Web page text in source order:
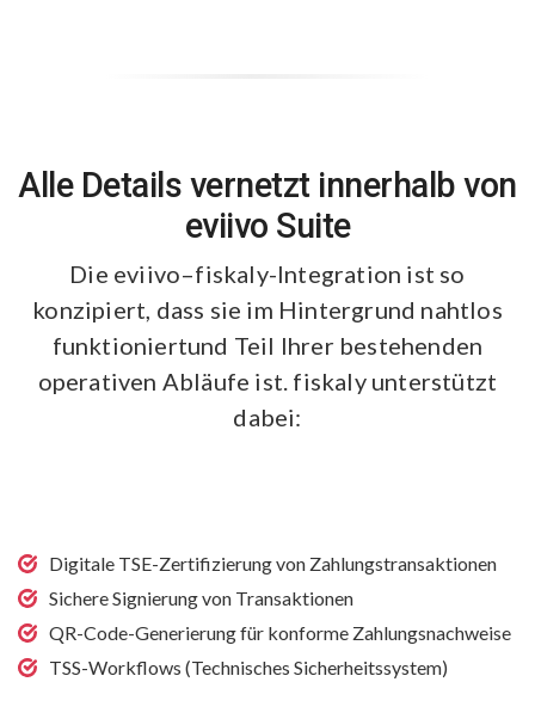
Alle Details vernetzt innerhalb von
eviivo Suite
Die eviivo–fiskaly-Integration ist so
konzipiert, dass sie im Hintergrund nahtlos
funktioniertund Teil Ihrer bestehenden
operativen Abläufe ist. fiskaly unterstützt
dabei:
Digitale TSE-Zertifizierung von Zahlungstransaktionen
Sichere Signierung von Transaktionen
QR-Code-Generierung für konforme Zahlungsnachweise
TSS-Workflows (Technisches Sicherheitssystem)